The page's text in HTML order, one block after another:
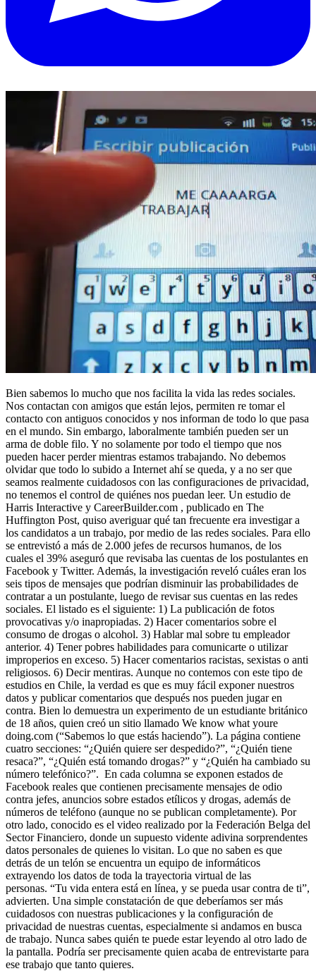
Bien sabemos lo mucho que nos facilita la vida las redes sociales.
Nos contactan con amigos que están lejos, permiten re tomar el
contacto con antiguos conocidos y nos informan de todo lo que pasa
en el mundo. Sin embargo, laboralmente también pueden ser un
arma de doble filo. Y no solamente por todo el tiempo que nos
pueden hacer perder mientras estamos trabajando. No debemos
olvidar que todo lo subido a Internet ahí se queda, y a no ser que
seamos realmente cuidadosos con las configuraciones de privacidad,
no tenemos el control de quiénes nos puedan leer. Un estudio de
Harris Interactive y CareerBuilder.com , publicado en The
Huffington Post, quiso averiguar qué tan frecuente era investigar a
los candidatos a un trabajo, por medio de las redes sociales. Para ello
se entrevistó a más de 2.000 jefes de recursos humanos, de los
cuales el 39% aseguró que revisaba las cuentas de los postulantes en
Facebook y Twitter. Además, la investigación reveló cuáles eran los
seis tipos de mensajes que podrían disminuir las probabilidades de
contratar a un postulante, luego de revisar sus cuentas en las redes
sociales. El listado es el siguiente: 1) La publicación de fotos
provocativas y/o inapropiadas. 2) Hacer comentarios sobre el
consumo de drogas o alcohol. 3) Hablar mal sobre tu empleador
anterior. 4) Tener pobres habilidades para comunicarte o utilizar
improperios en exceso. 5) Hacer comentarios racistas, sexistas o anti
religiosos. 6) Decir mentiras. Aunque no contemos con este tipo de
estudios en Chile, la verdad es que es muy fácil exponer nuestros
datos y publicar comentarios que después nos pueden jugar en
contra. Bien lo demuestra un experimento de un estudiante británico
de 18 años, quien creó un sitio llamado We know what youre
doing.com (“Sabemos lo que estás haciendo”). La página contiene
cuatro secciones: “¿Quién quiere ser despedido?”, “¿Quién tiene
resaca?”, “¿Quién está tomando drogas?” y “¿Quién ha cambiado su
número telefónico?”. En cada columna se exponen estados de
Facebook reales que contienen precisamente mensajes de odio
contra jefes, anuncios sobre estados etílicos y drogas, además de
números de teléfono (aunque no se publican completamente). Por
otro lado, conocido es el video realizado por la Federación Belga del
Sector Financiero, donde un supuesto vidente adivina sorprendentes
datos personales de quienes lo visitan. Lo que no saben es que
detrás de un telón se encuentra un equipo de informáticos
extrayendo los datos de toda la trayectoria virtual de las
personas. “Tu vida entera está en línea, y se pueda usar contra de ti”,
advierten. Una simple constatación de que deberíamos ser más
cuidadosos con nuestras publicaciones y la configuración de
privacidad de nuestras cuentas, especialmente si andamos en busca
de trabajo. Nunca sabes quién te puede estar leyendo al otro lado de
la pantalla. Podría ser precisamente quien acaba de entrevistarte para
ese trabajo que tanto quieres.